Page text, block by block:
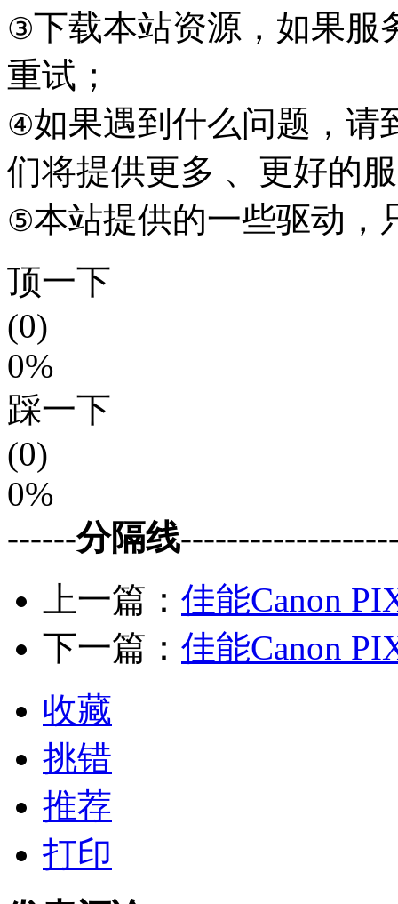
③下载本站资源，如果服
重试；
④如果遇到什么问题，请
们将提供更多 、更好的
⑤本站提供的一些驱动，
顶一下
(0)
0%
踩一下
(0)
0%
------分隔线
上一篇： 佳能Canon
下一篇： 佳能Canon
收藏
挑错
推荐
打印